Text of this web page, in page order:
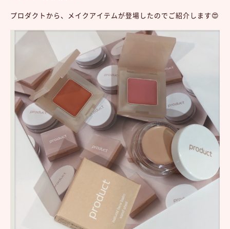
プロダクトから、メイクアイテムが登場したのでご紹介します😍